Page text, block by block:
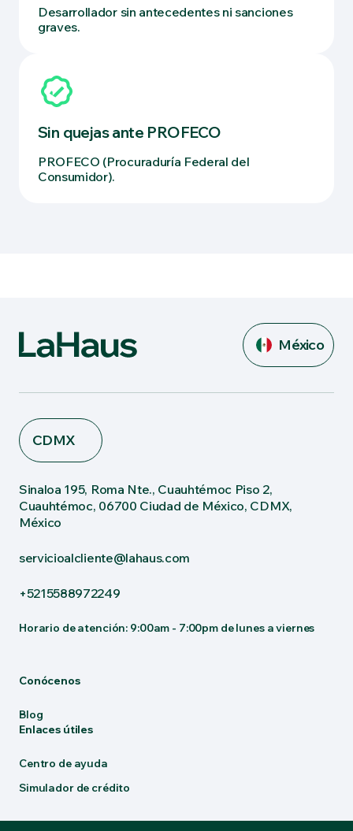
Desarrollador sin antecedentes ni sanciones
graves.
Sin quejas ante PROFECO
PROFECO (Procuraduría Federal del
Consumidor).
México
CDMX
Sinaloa 195, Roma Nte., Cuauhtémoc Piso 2,
Cuauhtémoc, 06700 Ciudad de México, CDMX,
México
servicioalcliente@lahaus.com
+5215588972249
Horario de atención: 9:00am - 7:00pm de lunes a viernes
Conócenos
Blog
Enlaces útiles
Centro de ayuda
Simulador de crédito